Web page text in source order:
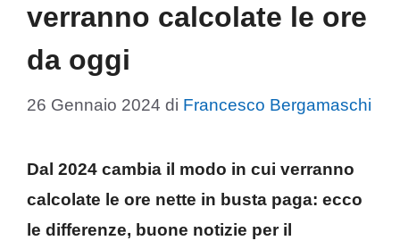
verranno calcolate le ore
da oggi
26 Gennaio 2024 di Francesco Bergamaschi
Dal 2024 cambia il modo in cui verranno
calcolate le ore nette in busta paga: ecco
le differenze, buone notizie per il